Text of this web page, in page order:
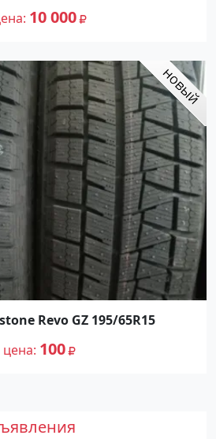
10 000
Revo GZ 195/65R15
цена 100